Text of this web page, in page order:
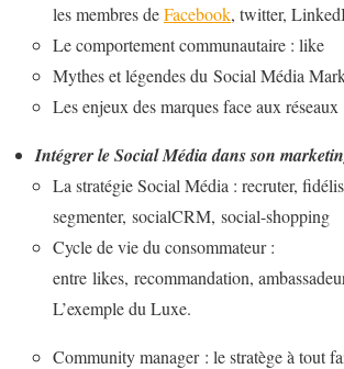
les membres deFacebook, twitter,
Le comportement communautaire : like
Mythes et légendes du Social Média
Les enjeux des marques face aux réseaux
Intégrer le Social Média dans son
La stratégie Social Média : recruter,
segmenter, socialCRM, social-shopping
Cycle de vie du consommateur :
entre likes, recommandation,
L’exemple du Luxe.
Community manager : le stratège à tout